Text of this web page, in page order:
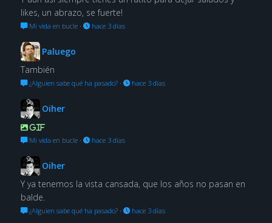
likes, un abrazo, se fuerte!
Mi vida en bucle· hace 3 días
Paluego
También
¿Alguien sabe qué ha pasado?· hace 3 días
Oiher
GIF
Mi vida en bucle· hace 3 días
Oiher
Y ya tenemos la vista cansada, que los años no pasan en
balde.
¿Alguien sabe qué ha pasado?· hace 3 días